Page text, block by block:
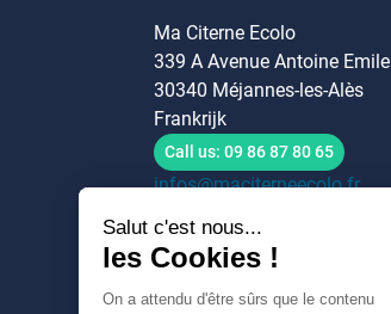
Ma Citerne Ecolo
339 A Avenue Antoine Emile
30340 Méjannes-les-Alès
Frankrijk
Call us: 09 86 87 80 65
infos@maciterneecolo.fr